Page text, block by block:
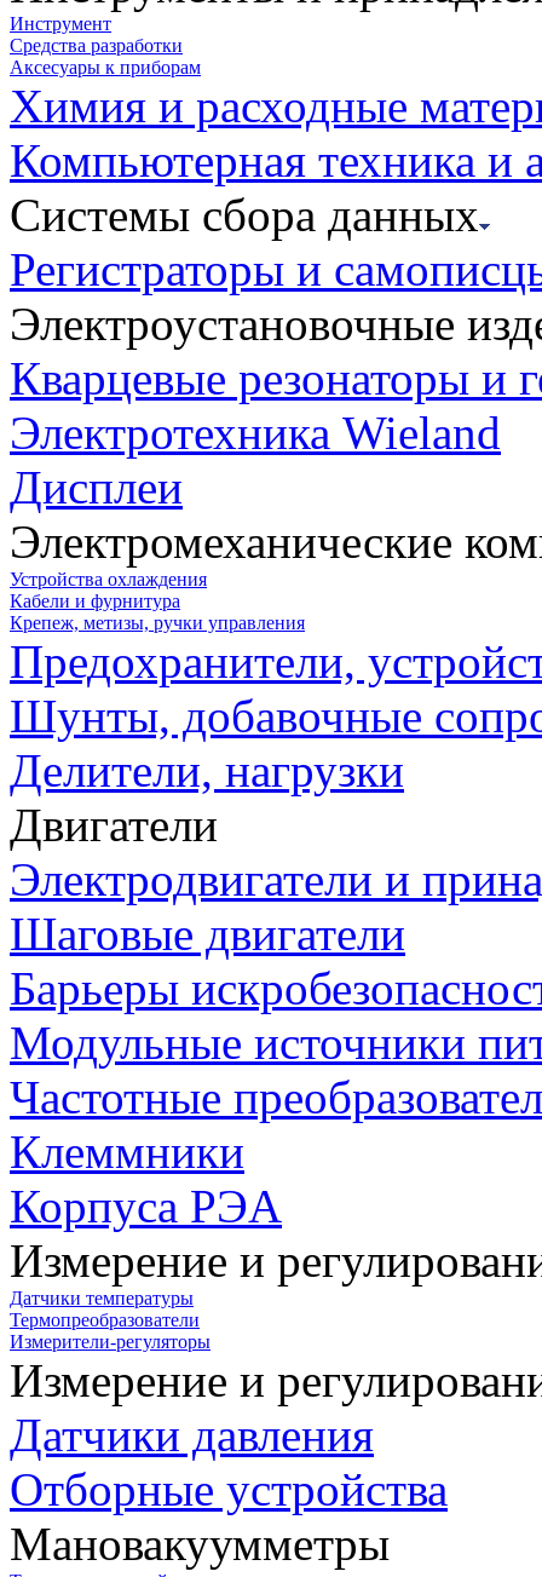
Инструмент
Средства разработки
Аксесуары к приборам
Химия и расходные
Компьютерная техника и
Системы сбора данных
Регистраторы и
Электроустановочные
Кварцевые резонаторы и
Электротехника Wieland
Дисплеи
Электромеханические
Устройства охлаждения
Кабели и фурнитура
Крепеж, метизы, ручки управления
Предохранители,
Шунты, добавочные
Делители, нагрузки
Двигатели
Электродвигатели и
Шаговые двигатели
Барьеры
Модульные источники
Частотные
Клеммники
Корпуса РЭА
Измерение и
Датчики температуры
Термопреобразователи
Измерители-регуляторы
Измерение и
Датчики давления
Отборные устройства
Мановакуумметры